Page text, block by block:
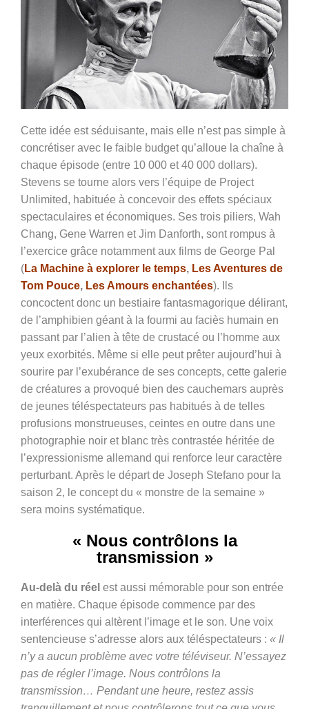
Cette idée est séduisante, mais elle n’est pas simple à
concrétiser avec le faible budget qu’alloue la chaîne à
chaque épisode (entre 10 000 et 40 000 dollars).
Stevens se tourne alors vers l’équipe de Project
Unlimited, habituée à concevoir des effets spéciaux
spectaculaires et économiques. Ses trois piliers, Wah
Chang, Gene Warren et Jim Danforth, sont rompus à
l’exercice grâce notamment aux films de George Pal
(La Machine à explorer le temps, Les Aventures de
Tom Pouce, Les Amours enchantées). Ils
concoctent donc un bestiaire fantasmagorique délirant,
de l’amphibien géant à la fourmi au faciès humain en
passant par l’alien à tête de crustacé ou l’homme aux
yeux exorbités. Même si elle peut prêter aujourd’hui à
sourire par l’exubérance de ses concepts, cette galerie
de créatures a provoqué bien des cauchemars auprès
de jeunes téléspectateurs pas habitués à de telles
profusions monstrueuses, ceintes en outre dans une
photographie noir et blanc très contrastée héritée de
l’expressionisme allemand qui renforce leur caractère
perturbant. Après le départ de Joseph Stefano pour la
saison 2, le concept du « monstre de la semaine »
sera moins systématique.
« Nous contrôlons la
transmission »
Au-delà du réel est aussi mémorable pour son entrée
en matière. Chaque épisode commence par des
interférences qui altèrent l’image et le son. Une voix
sentencieuse s’adresse alors aux téléspectateurs : « Il
n’y a aucun problème avec votre téléviseur. N’essayez
pas de régler l’image. Nous contrôlons la
transmission… Pendant une heure, restez assis